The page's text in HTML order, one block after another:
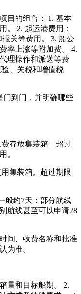
目的组合： 1. 基本
。 2. 起运港费用：
关等费用。 3. 船公
率上涨等附加费。 4.
理操作和派送等费
、关税和增值税
门到门，并明确哪些
存放集装箱。超过
。
集装箱。超过期限
般约7天；部分航线
航线甚至可以申请28
间、收费名称和批准
为准。
量和目标船期。 2.